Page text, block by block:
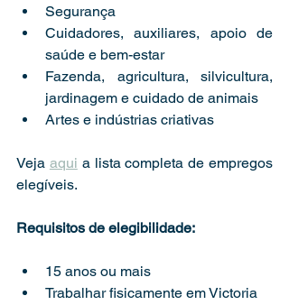
Segurança
Cuidadores, auxiliares, apoio de
saúde e bem-estar
Fazenda, agricultura, silvicultura,
jardinagem e cuidado de animais
Artes e indústrias criativas
Veja aqui a lista completa de empregos
elegíveis.
Requisitos de elegibilidade:
15 anos ou mais
Trabalhar fisicamente em Victoria